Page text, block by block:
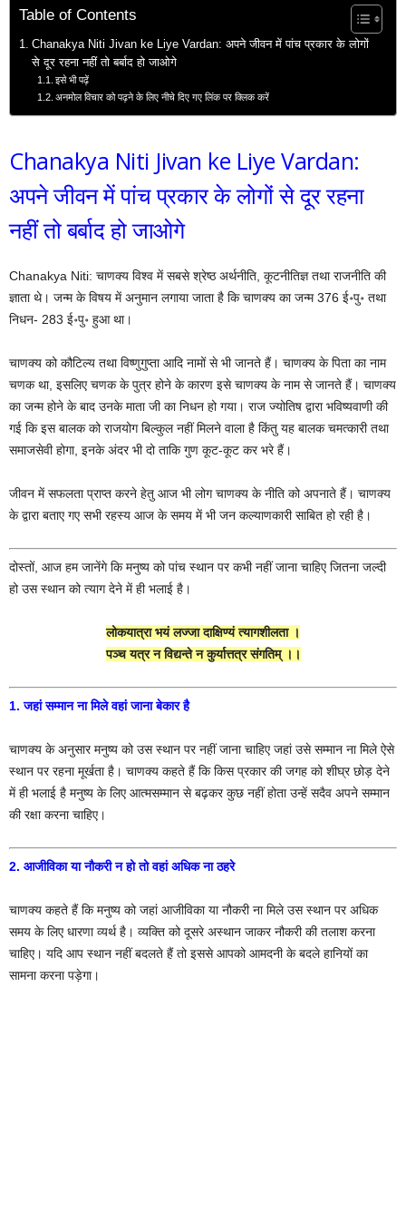
Table of Contents
Chanakya Niti Jivan ke Liye Vardan: अपने जीवन में पांच प्रकार के लोगों
से दूर रहना नहीं तो बर्बाद हो जाओगे
इसे भी पढ़ें
अनमोल विचार को पढ़ने के लिए नीचे दिए गए लिंक पर क्लिक करें
Chanakya Niti Jivan ke Liye Vardan:
अपने जीवन में पांच प्रकार के लोगों से दूर रहना
नहीं तो बर्बाद हो जाओगे
Chanakya Niti: चाणक्य विश्व में सबसे श्रेष्ठ अर्थनीति, कूटनीतिज्ञ तथा राजनीति की
ज्ञाता थे। जन्म के विषय में अनुमान लगाया जाता है कि चाणक्य का जन्म 376 ई॰पु॰ तथा
निधन- 283 ई॰पु॰ हुआ था।
चाणक्य को कौटिल्य तथा विष्णुगुप्ता आदि नामों से भी जानते हैं। चाणक्य के पिता का नाम
चणक था, इसलिए चणक के पुत्र होने के कारण इसे चाणक्य के नाम से जानते हैं। चाणक्य
का जन्म होने के बाद उनके माता जी का निधन हो गया। राज ज्योतिष द्वारा भविष्यवाणी की
गई कि इस बालक को राजयोग बिल्कुल नहीं मिलने वाला है किंतु यह बालक चमत्कारी तथा
समाजसेवी होगा, इनके अंदर भी दो ताकि गुण कूट-कूट कर भरे हैं।
जीवन में सफलता प्राप्त करने हेतु आज भी लोग चाणक्य के नीति को अपनाते हैं। चाणक्य
के द्वारा बताए गए सभी रहस्य आज के समय में भी जन कल्याणकारी साबित हो रही है।
दोस्तों, आज हम जानेंगे कि मनुष्य को पांच स्थान पर कभी नहीं जाना चाहिए जितना जल्दी
हो उस स्थान को त्याग देने में ही भलाई है।
लोकयात्रा भयं लज्जा दाक्षिण्यं त्यागशीलता ।
पञ्च यत्र न विद्यन्ते न कुर्यात्तत्र संगतिम् ।।
1. जहां सम्मान ना मिले वहां जाना बेकार है
चाणक्य के अनुसार मनुष्य को उस स्थान पर नहीं जाना चाहिए जहां उसे सम्मान ना मिले ऐसे
स्थान पर रहना मूर्खता है। चाणक्य कहते हैं कि किस प्रकार की जगह को शीघ्र छोड़ देने
में ही भलाई है मनुष्य के लिए आत्मसम्मान से बढ़कर कुछ नहीं होता उन्हें सदैव अपने सम्मान
की रक्षा करना चाहिए।
2. आजीविका या नौकरी न हो तो वहां अधिक ना ठहरे
चाणक्य कहते हैं कि मनुष्य को जहां आजीविका या नौकरी ना मिले उस स्थान पर अधिक
समय के लिए धारणा व्यर्थ है। व्यक्ति को दूसरे अस्थान जाकर नौकरी की तलाश करना
चाहिए। यदि आप स्थान नहीं बदलते हैं तो इससे आपको आमदनी के बदले हानियों का
सामना करना पड़ेगा।